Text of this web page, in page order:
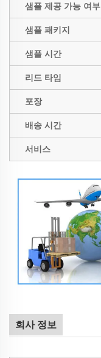
샘플 제공 가능 여부
샘플 패키지
샘플 시간
리드 타임
포장
배송 시간
서비스
회사 정보